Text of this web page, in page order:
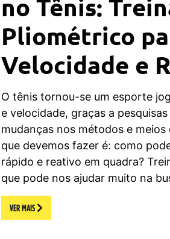
no Tênis:
Pliométrico
Velocidade e
O tênis tornou-se um esporte
e velocidade, graças a
mudanças nos métodos e
que devemos fazer é: como
rápido e reativo em quadra?
que pode nos ajudar muito na
VER MAIS